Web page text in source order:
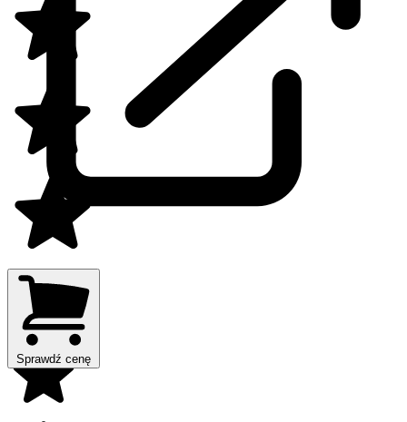
Sprawdź cenę